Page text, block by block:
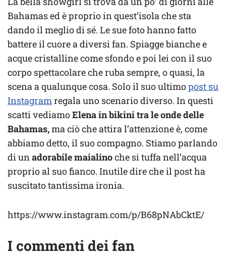
Bahamas ed è proprio in quest’isola che sta
dando il meglio di sé. Le sue foto hanno fatto
battere il cuore a diversi fan. Spiagge bianche e
acque cristalline come sfondo e poi lei con il suo
corpo spettacolare che ruba sempre, o quasi, la
scena a qualunque cosa. Solo il suo ultimopost su
Instagramregala uno scenario diverso. In questi
scatti vediamoElena in bikini tra le onde delle
Bahamas,ma ciò che attira l’attenzione è, come
abbiamo detto, il suo compagno. Stiamo parlando
di unadorabile maialinoche si tuffa nell’acqua
proprio al suo fianco. Inutile dire che il post ha
suscitato tantissima ironia.
https://www.instagram.com/p/B68pNAbCktE/
I commenti dei fan